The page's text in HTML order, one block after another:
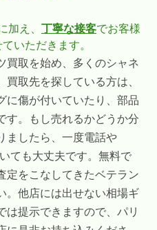
加え、 丁寧な接客でお客様
いただきます。
買取を始め、多くのシャネ
取先を探している方は、
に傷が付いていたり、部品
す。もし売れるかどうか分
ましたら、一度電話や
ても大丈夫です。無料で
定をこなしてきたベテラン
。他店には出せない相場ギ
は提示できますので、パリ